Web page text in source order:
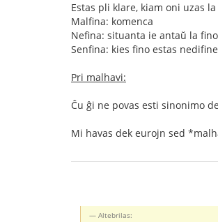
Estas pli klare, kiam oni uzas
Malfina: komenca
Nefina: situanta ie antaŭ la
Senfina: kies fino estas
Pri malhavi:
Ĉu ĝi ne povas esti sinonimo
Mi havas dek eurojn sed
Altebrilas: